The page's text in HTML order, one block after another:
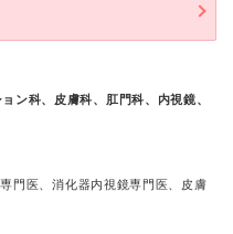
ン科、皮膚科、肛門科、内視鏡、
門医、消化器内視鏡専門医、皮膚